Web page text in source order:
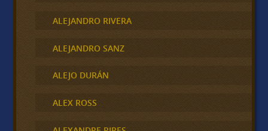
ALEJANDRO RIVERA
ALEJANDRO SANZ
ALEJO DURÁN
ALEX ROSS